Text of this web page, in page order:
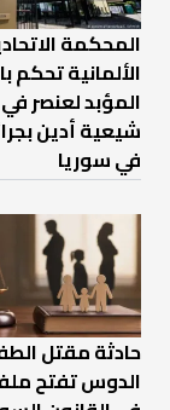
المحكمة
الألمانية تحكم
المؤبد لعنصر
شيعية أدين
في سوريا
حادثة مقتل
الدوس تفتح